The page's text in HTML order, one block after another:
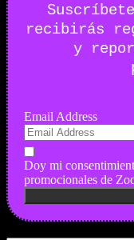
recibirás
y
Email Address
Doy mi
promocionales de